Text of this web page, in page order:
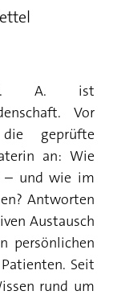
M. A. ist
Vor
geprüfte
an: Wie
– und wie im
Antworten
Austausch
persönlichen
Seit
rund um